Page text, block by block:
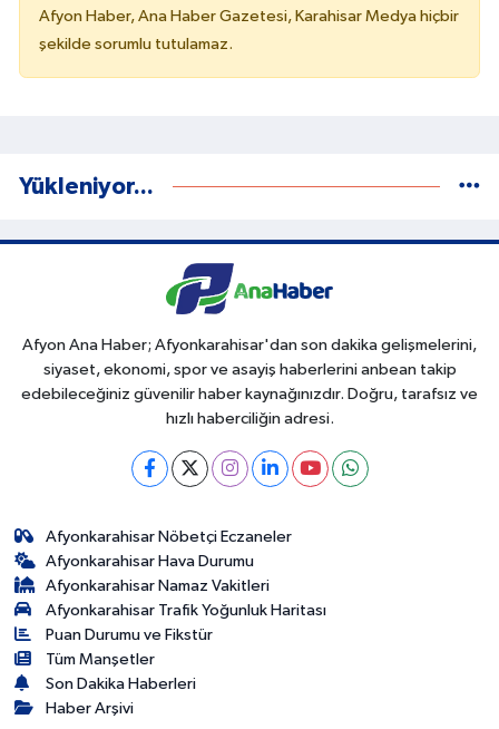
Afyon Haber, Ana Haber Gazetesi, Karahisar Medya hiçbir
şekilde sorumlu tutulamaz.
Yükleniyor...
Afyon Ana Haber; Afyonkarahisar'dan son dakika gelişmelerini,
siyaset, ekonomi, spor ve asayiş haberlerini anbean takip
edebileceğiniz güvenilir haber kaynağınızdır. Doğru, tarafsız ve
hızlı haberciliğin adresi.
Afyonkarahisar Nöbetçi Eczaneler
Afyonkarahisar Hava Durumu
Afyonkarahisar Namaz Vakitleri
Afyonkarahisar Trafik Yoğunluk Haritası
Puan Durumu ve Fikstür
Tüm Manşetler
Son Dakika Haberleri
Haber Arşivi